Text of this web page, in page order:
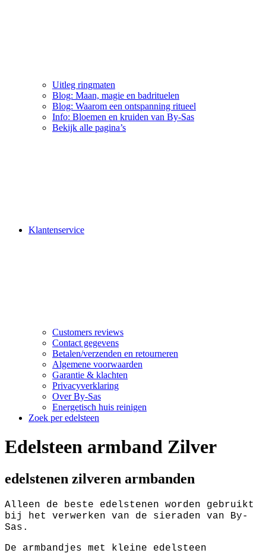
Uitleg ringmaten
Blog: Maan, magie en badrituelen
Blog: Waarom een ontspanning ritueel
Info: Bloemen en kruiden van By-Sas
Bekijk alle pagina’s
Klantenservice
Customers reviews
Contact gegevens
Betalen/verzenden en retourneren
Algemene voorwaarden
Garantie & klachten
Privacyverklaring
Over By-Sas
Energetisch huis reinigen
Zoek per edelsteen
Edelsteen armband Zilver
edelstenen zilveren armbanden
Alleen de beste edelstenen worden gebruikt
bij het verwerken van de sieraden van By-
Sas.
De armbandjes met kleine edelsteen